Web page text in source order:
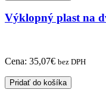
Výklopný plast na
Cena: 35,07€ bez DPH
Pridať do košíka